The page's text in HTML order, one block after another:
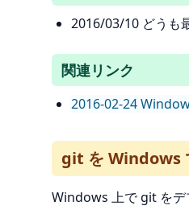
2016/03/10 どうも
関連リンク
2016-02-24
git を Windows
Windows 上で git をデ